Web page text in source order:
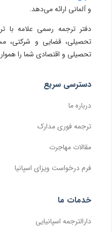
و آلمانی ارائه می‌دهد.
دفتر ترجمه رسمی علامه با
تحصیلی، قضایی و شرکتی،
تحصیلی و اقتصادی شما را
دسترسی سریع
درباره ما
ترجمه فوری مدارک
مقالات مهاجرت
فرم درخواست ویزای اسپانیا
خدمات ما
دارالترجمه اسپانیایی